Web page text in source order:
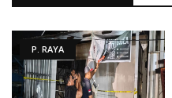
P. RAYA